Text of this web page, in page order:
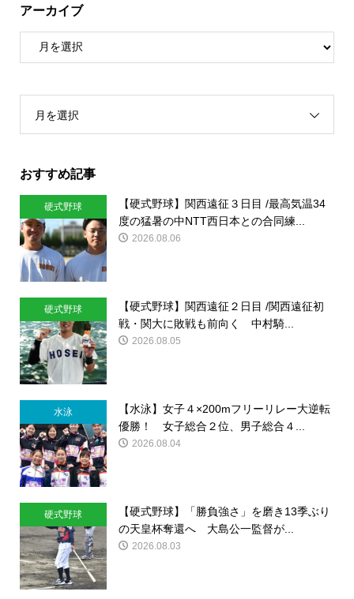
アーカイブ
月を選択
おすすめ記事
硬式野球
【硬式野球】関西遠征３日目 /最高気温34
度の猛暑の中NTT西日本との合同練...
2026.08.06
硬式野球
【硬式野球】関西遠征２日目 /関西遠征初
戦・関大に敗戦も前向く 中村騎...
2026.08.05
水泳
【水泳】女子４×200mフリーリレー大逆転
優勝！ 女子総合２位、男子総合４...
2026.08.04
硬式野球
【硬式野球】「勝負強さ」を磨き13季ぶり
の天皇杯奪還へ 大島公一監督が...
2026.08.03